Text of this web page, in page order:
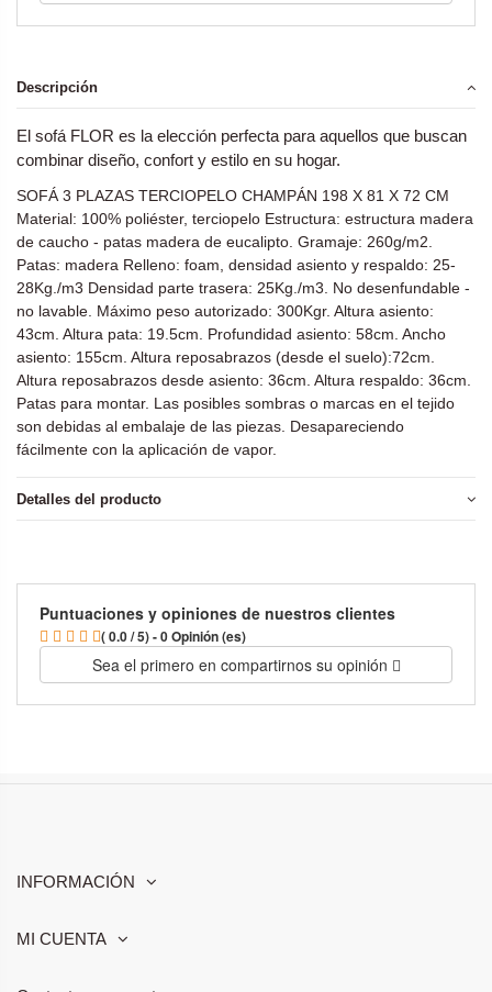
Descripción
El sofá FLOR es la elección perfecta para aquellos que buscan
combinar diseño, confort y estilo en su hogar.
SOFÁ 3 PLAZAS TERCIOPELO CHAMPÁN 198 X 81 X 72 CM
Material: 100% poliéster, terciopelo Estructura: estructura madera
de caucho - patas madera de eucalipto. Gramaje: 260g/m2.
Patas: madera Relleno: foam, densidad asiento y respaldo: 25-
28Kg./m3 Densidad parte trasera: 25Kg./m3. No desenfundable -
no lavable. Máximo peso autorizado: 300Kgr. Altura asiento:
43cm. Altura pata: 19.5cm. Profundidad asiento: 58cm. Ancho
asiento: 155cm. Altura reposabrazos (desde el suelo):72cm.
Altura reposabrazos desde asiento: 36cm. Altura respaldo: 36cm.
Patas para montar. Las posibles sombras o marcas en el tejido
son debidas al embalaje de las piezas. Desapareciendo
fácilmente con la aplicación de vapor.
Detalles del producto
Puntuaciones y opiniones de nuestros clientes
( 0.0 / 5) - 0 Opinión (es)
Sea el primero en compartirnos su opinión
INFORMACIÓN
MI CUENTA